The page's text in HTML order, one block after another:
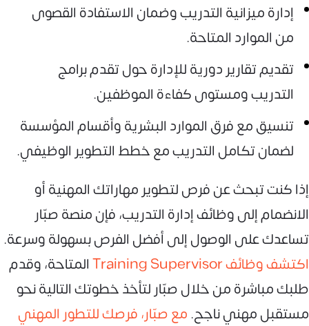
إدارة ميزانية التدريب وضمان الاستفادة القصوى
من الموارد المتاحة.
تقديم تقارير دورية للإدارة حول تقدم برامج
التدريب ومستوى كفاءة الموظفين.
تنسيق مع فرق الموارد البشرية وأقسام المؤسسة
لضمان تكامل التدريب مع خطط التطوير الوظيفي.
إذا كنت تبحث عن فرص لتطوير مهاراتك المهنية أو
الانضمام إلى وظائف إدارة التدريب، فإن منصة صبّار
تساعدك على الوصول إلى أفضل الفرص بسهولة وسرعة.
اكتشف وظائف Training Supervisor
المتاحة، وقدم
طلبك مباشرة من خلال صبّار لتأخذ خطوتك التالية نحو
مستقبل مهني ناجح. مع صبّار، فرصك للتطور المهني